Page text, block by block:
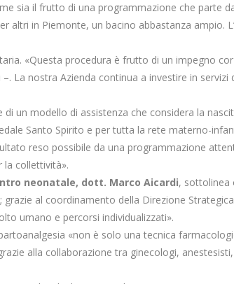
sia il frutto di una programmazione che parte
in Piemonte, un bacino abbastanza ampio.
«Questa procedura è frutto di un impegno
–. La nostra Azienda continua a investire in servizi
un modello di assistenza che considera la
Santo Spirito e per tutta la rete materno-
reso possibile da una programmazione
la collettività».
neonatale, dott. Marco Aicardi, sottolinea
al coordinamento della Direzione
umano e percorsi individualizzati».
«non è solo una tecnica
alla collaborazione tra ginecologi,